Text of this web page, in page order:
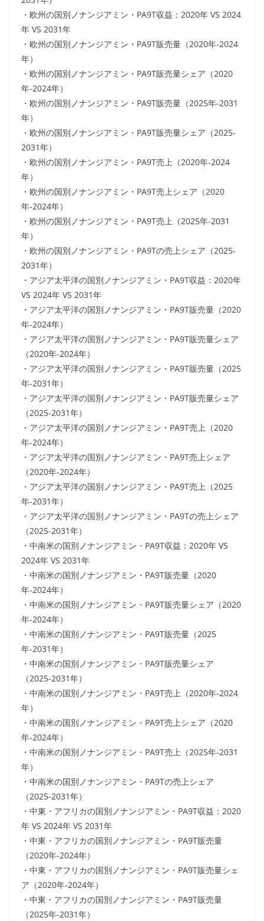
・欧州の国別ノナンジアミン・PA9T収益：2020年 VS 2024
年 VS 2031年
・欧州の国別ノナンジアミン・PA9T販売量（2020年-2024
年）
・欧州の国別ノナンジアミン・PA9T販売量シェア（2020
年-2024年）
・欧州の国別ノナンジアミン・PA9T販売量（2025年-2031
年）
・欧州の国別ノナンジアミン・PA9T販売量シェア（2025-
2031年）
・欧州の国別ノナンジアミン・PA9T売上（2020年-2024
年）
・欧州の国別ノナンジアミン・PA9T売上シェア（2020
年-2024年）
・欧州の国別ノナンジアミン・PA9T売上（2025年-2031
年）
・欧州の国別ノナンジアミン・PA9Tの売上シェア（2025-
2031年）
・アジア太平洋の国別ノナンジアミン・PA9T収益：2020年
VS 2024年 VS 2031年
・アジア太平洋の国別ノナンジアミン・PA9T販売量（2020
年-2024年）
・アジア太平洋の国別ノナンジアミン・PA9T販売量シェア
（2020年-2024年）
・アジア太平洋の国別ノナンジアミン・PA9T販売量（2025
年-2031年）
・アジア太平洋の国別ノナンジアミン・PA9T販売量シェア
（2025-2031年）
・アジア太平洋の国別ノナンジアミン・PA9T売上（2020
年-2024年）
・アジア太平洋の国別ノナンジアミン・PA9T売上シェア
（2020年-2024年）
・アジア太平洋の国別ノナンジアミン・PA9T売上（2025
年-2031年）
・アジア太平洋の国別ノナンジアミン・PA9Tの売上シェア
（2025-2031年）
・中南米の国別ノナンジアミン・PA9T収益：2020年 VS
2024年 VS 2031年
・中南米の国別ノナンジアミン・PA9T販売量（2020
年-2024年）
・中南米の国別ノナンジアミン・PA9T販売量シェア（2020
年-2024年）
・中南米の国別ノナンジアミン・PA9T販売量（2025
年-2031年）
・中南米の国別ノナンジアミン・PA9T販売量シェア
（2025-2031年）
・中南米の国別ノナンジアミン・PA9T売上（2020年-2024
年）
・中南米の国別ノナンジアミン・PA9T売上シェア（2020
年-2024年）
・中南米の国別ノナンジアミン・PA9T売上（2025年-2031
年）
・中南米の国別ノナンジアミン・PA9Tの売上シェア
（2025-2031年）
・中東・アフリカの国別ノナンジアミン・PA9T収益：2020
年 VS 2024年 VS 2031年
・中東・アフリカの国別ノナンジアミン・PA9T販売量
（2020年-2024年）
・中東・アフリカの国別ノナンジアミン・PA9T販売量シェ
ア（2020年-2024年）
・中東・アフリカの国別ノナンジアミン・PA9T販売量
（2025年-2031年）